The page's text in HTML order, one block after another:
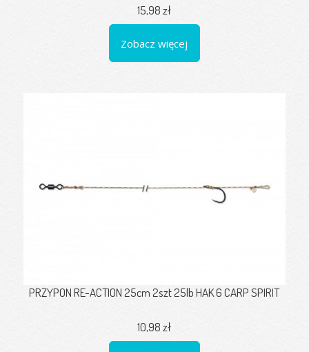
15,98 zł
Zobacz więcej
PRZYPON RE-ACTION 25cm 2szt 25lb HAK 6 CARP SPIRIT
10,98 zł